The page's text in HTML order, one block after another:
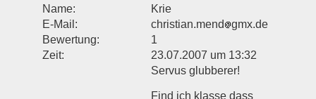
Name:
Krie
E-Mail:
christian.mend
gmx.de
Bewertung:
1
Zeit:
23.07.2007 um 13:32
Servus glubberer!
Find ich klasse dass